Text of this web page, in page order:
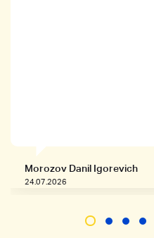
Список экспонатов byAC
Morozov Danil Igorevich
24.07.2026